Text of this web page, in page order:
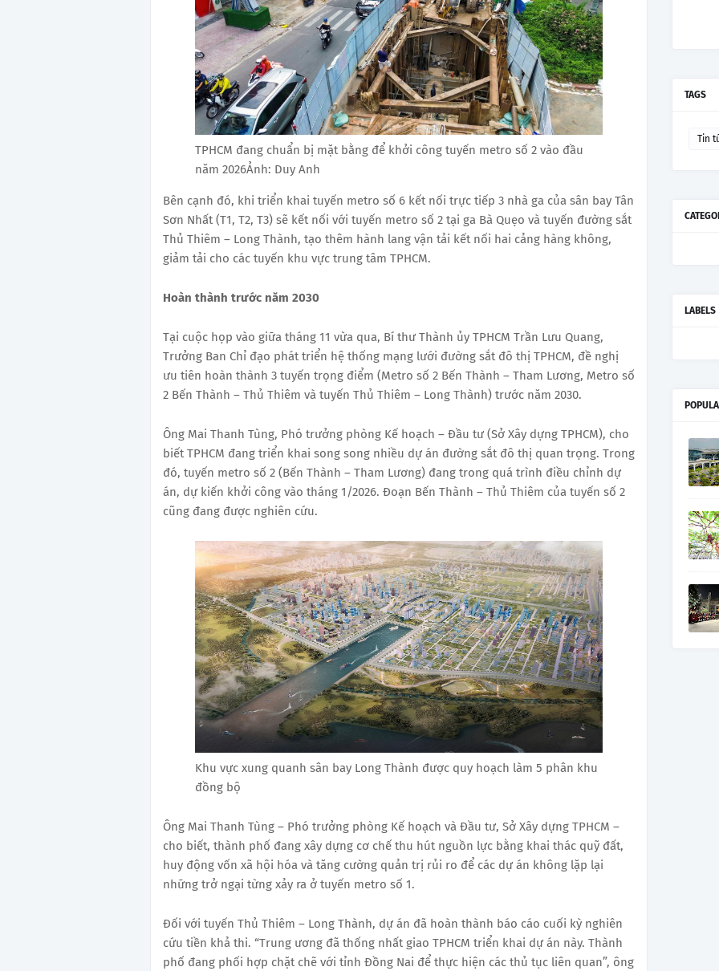
TPHCM đang chuẩn bị mặt bằng để khởi công tuyến metro số 2 vào đầu
năm 2026Ảnh: Duy Anh
Bên cạnh đó, khi triển khai tuyến metro số 6 kết nối trực tiếp 3 nhà ga của sân bay Tân
Sơn Nhất (T1, T2, T3) sẽ kết nối với tuyến metro số 2 tại ga Bà Quẹo và tuyến đường sắt
Thủ Thiêm – Long Thành, tạo thêm hành lang vận tải kết nối hai cảng hàng không,
giảm tải cho các tuyến khu vực trung tâm TPHCM.
Hoàn thành trước năm 2030
Tại cuộc họp vào giữa tháng 11 vừa qua, Bí thư Thành ủy TPHCM Trần Lưu Quang,
Trưởng Ban Chỉ đạo phát triển hệ thống mạng lưới đường sắt đô thị TPHCM, đề nghị
ưu tiên hoàn thành 3 tuyến trọng điểm (Metro số 2 Bến Thành – Tham Lương, Metro số
2 Bến Thành – Thủ Thiêm và tuyến Thủ Thiêm – Long Thành) trước năm 2030.
Ông Mai Thanh Tùng, Phó trưởng phòng Kế hoạch – Đầu tư (Sở Xây dựng TPHCM), cho
biết TPHCM đang triển khai song song nhiều dự án đường sắt đô thị quan trọng. Trong
đó, tuyến metro số 2 (Bến Thành – Tham Lương) đang trong quá trình điều chỉnh dự
án, dự kiến khởi công vào tháng 1/2026. Đoạn Bến Thành – Thủ Thiêm của tuyến số 2
cũng đang được nghiên cứu.
Khu vực xung quanh sân bay Long Thành được quy hoạch làm 5 phân khu
đồng bộ
Ông Mai Thanh Tùng – Phó trưởng phòng Kế hoạch và Đầu tư, Sở Xây dựng TPHCM –
cho biết, thành phố đang xây dựng cơ chế thu hút nguồn lực bằng khai thác quỹ đất,
huy động vốn xã hội hóa và tăng cường quản trị rủi ro để các dự án không lặp lại
những trở ngại từng xảy ra ở tuyến metro số 1.
Đối với tuyến Thủ Thiêm – Long Thành, dự án đã hoàn thành báo cáo cuối kỳ nghiên
cứu tiền khả thi. “Trung ương đã thống nhất giao TPHCM triển khai dự án này. Thành
phố đang phối hợp chặt chẽ với tỉnh Đồng Nai để thực hiện các thủ tục liên quan”, ông
TAGS
Tin
LABELS